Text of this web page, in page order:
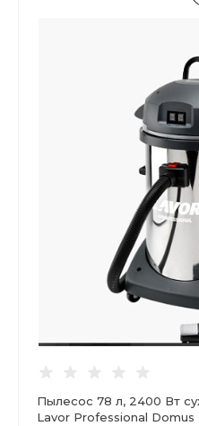
Пылесос 78 л, 2400 Вт
Lavor Professional Domus